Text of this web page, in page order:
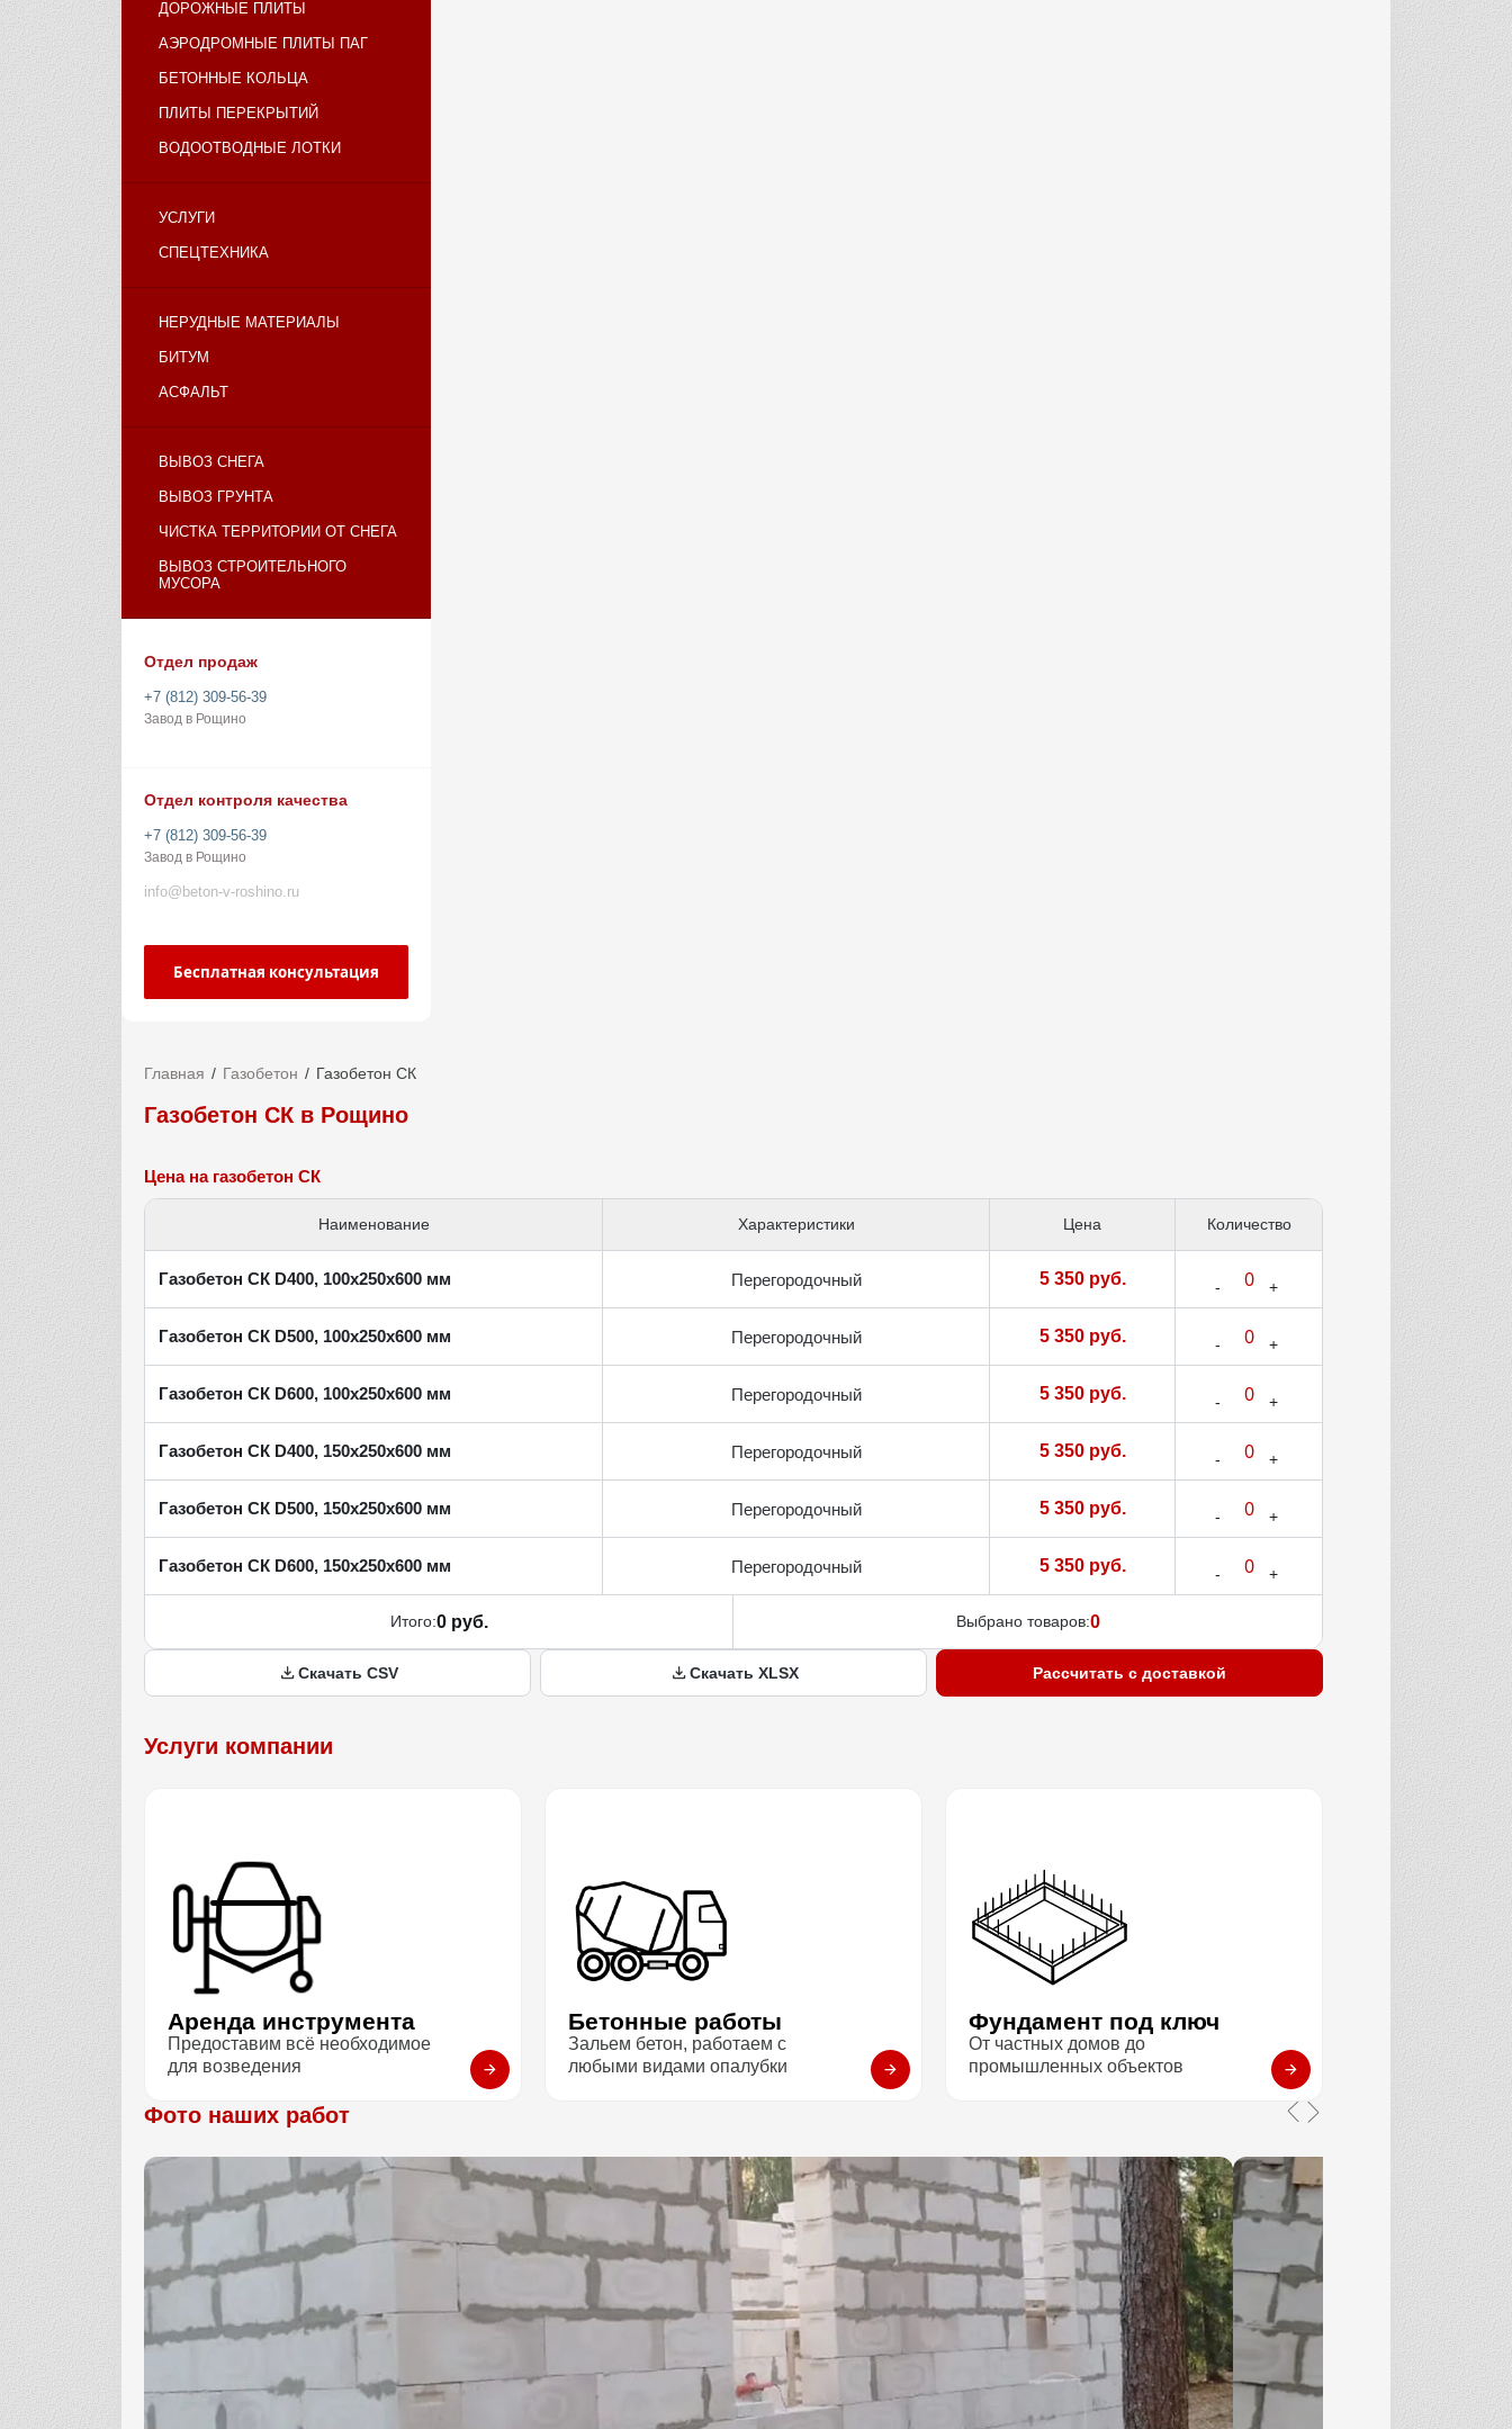
ДОРОЖНЫЕ ПЛИТЫ
АЭРОДРОМНЫЕ ПЛИТЫ ПАГ
БЕТОННЫЕ КОЛЬЦА
ПЛИТЫ ПЕРЕКРЫТИЙ
ВОДООТВОДНЫЕ ЛОТКИ
УСЛУГИ
СПЕЦТЕХНИКА
НЕРУДНЫЕ МАТЕРИАЛЫ
БИТУМ
АСФАЛЬТ
ВЫВОЗ СНЕГА
ВЫВОЗ ГРУНТА
ЧИСТКА ТЕРРИТОРИИ ОТ СНЕГА
ВЫВОЗ СТРОИТЕЛЬНОГО
МУСОРА
Отдел продаж
+7 (812) 309-56-39
Завод в Рощино
Отдел контроля качества
+7 (812) 309-56-39
Завод в Рощино
info@beton-v-roshino.ru
Бесплатная консультация
Главная Газобетон Газобетон СК
Газобетон СК в Рощино
Цена на газобетон СК
Наименование Характеристики Цена Количество
Газобетон СК D400, 100х250х600 мм Перегородочный 5 350 руб.
Газобетон СК D500, 100х250х600 мм Перегородочный 5 350 руб.
Газобетон СК D600, 100х250х600 мм Перегородочный 5 350 руб.
Газобетон СК D400, 150х250х600 мм Перегородочный 5 350 руб.
Газобетон СК D500, 150х250х600 мм Перегородочный 5 350 руб.
Газобетон СК D600, 150х250х600 мм Перегородочный 5 350 руб.
Итого:0 руб. Выбрано товаров:0
Скачать CSV Скачать XLSX Рассчитать с доставкой
Услуги компании
Аренда инструмента
Предоставим всё необходимое
для возведения
Бетонные работы
Зальем бетон, работаем с
любыми видами опалубки
Фундамент под ключ
От частных домов до
промышленных объектов
Фото наших работ